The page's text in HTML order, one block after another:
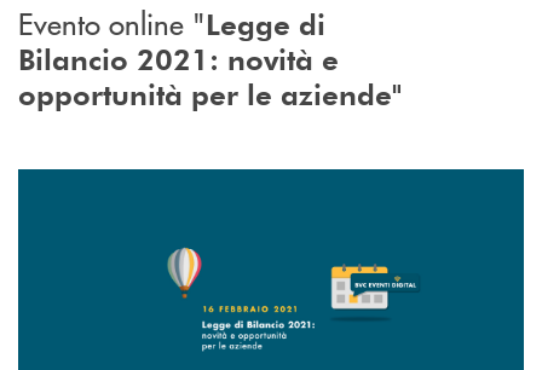
Evento online "Legge di
Bilancio 2021: novità e
opportunità per le aziende"